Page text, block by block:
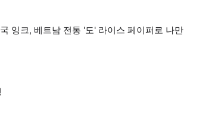
잉크, 베트남 전통 '도' 라이스 페이퍼로 나만